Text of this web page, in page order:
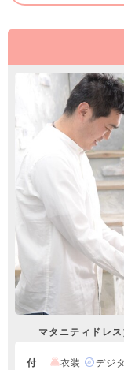
マタニティドレ
付
衣装
デジ